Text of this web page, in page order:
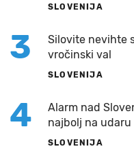
SLOVENIJA
3
Silovite nevihte
vročinski val
SLOVENIJA
4
Alarm nad
najbolj na udaru
SLOVENIJA